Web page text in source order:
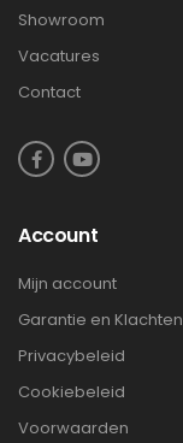
Showroom
Vacatures
Contact
Account
Mijn account
Garantie en Klachten
Privacybeleid
Cookiebeleid
Voorwaarden